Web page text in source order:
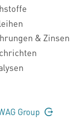
& Zinsen
Group